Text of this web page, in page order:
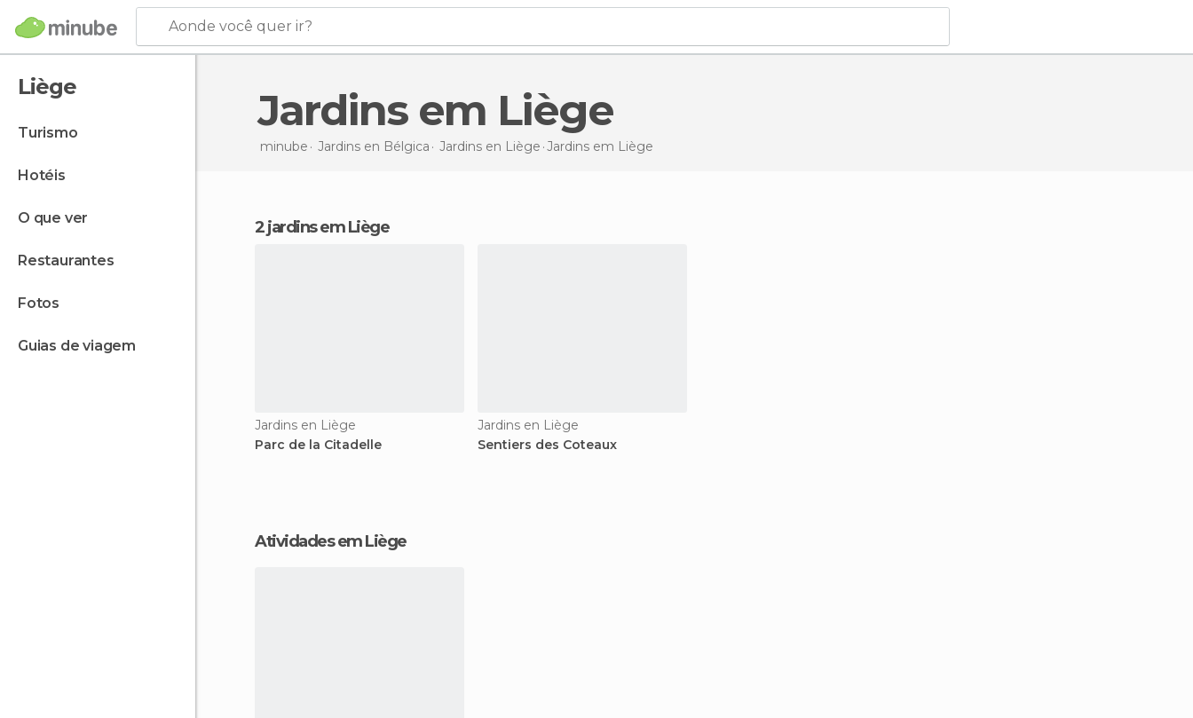
Aonde você quer ir?
Liège
turismo
hotéis
o que ver
restaurantes
fotos
guias de viagem
Jardins em Liège
minube Jardins en Bélgica Jardins en Liège Jardins em Liège
2 jardins em Liège
Jardins en Liège
Parc de la Citadelle
Jardins en Liège
Sentiers des Coteaux
Atividades em Liège